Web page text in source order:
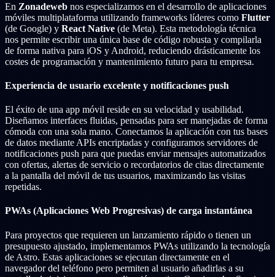
En Zonadeweb nos especializamos en el desarrollo de aplicaciones
móviles multiplataforma utilizando frameworks líderes como Flutter
(de Google) y React Native (de Meta). Esta metodología técnica
nos permite escribir una única base de código robusta y compilarla
de forma nativa para iOS y Android, reduciendo drásticamente los
costes de programación y mantenimiento futuro para tu empresa.
Experiencia de usuario excelente y notificaciones push
El éxito de una app móvil reside en su velocidad y usabilidad.
Diseñamos interfaces fluidas, pensadas para ser manejadas de forma
cómoda con una sola mano. Conectamos la aplicación con tus bases
de datos mediante APIs encriptadas y configuramos servidores de
notificaciones push para que puedas enviar mensajes automatizados
con ofertas, alertas de servicio o recordatorios de citas directamente
a la pantalla del móvil de tus usuarios, maximizando las visitas
repetidas.
PWAs (Aplicaciones Web Progresivas) de carga instantánea
Para proyectos que requieren un lanzamiento rápido o tienen un
presupuesto ajustado, implementamos PWAs utilizando la tecnología
de Astro. Estas aplicaciones se ejecutan directamente en el
navegador del teléfono pero permiten al usuario añadirlas a su